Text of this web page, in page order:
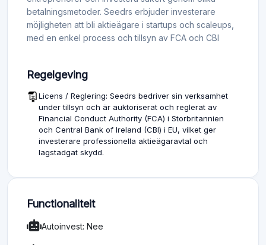
betalningsmetoder. Seedrs erbjuder investerare
möjligheten att bli aktieägare i startups och scaleups,
med en enkel process och tillsyn av FCA och CBI
Regelgeving
Licens / Reglering: Seedrs bedriver sin verksamhet
under tillsyn och är auktoriserat och reglerat av
Financial Conduct Authority (FCA) i Storbritannien
och Central Bank of Ireland (CBI) i EU, vilket ger
investerare professionella aktieägaravtal och
lagstadgat skydd.
Functionaliteit
Autoinvest: Nee